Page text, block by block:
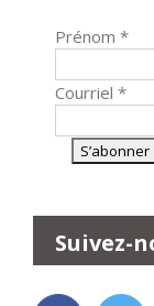
Prénom *
Courriel *
Suivez-